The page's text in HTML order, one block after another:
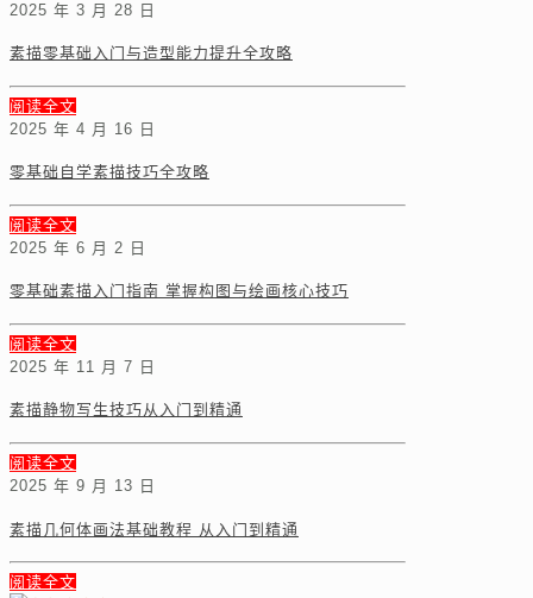
2025 年 3 月 28 日
素描零基础入门与造型能力提升全攻略
阅读全文
2025 年 4 月 16 日
零基础自学素描技巧全攻略
阅读全文
2025 年 6 月 2 日
零基础素描入门指南 掌握构图与绘画核心技巧
阅读全文
2025 年 11 月 7 日
素描静物写生技巧从入门到精通
阅读全文
2025 年 9 月 13 日
素描几何体画法基础教程 从入门到精通
阅读全文